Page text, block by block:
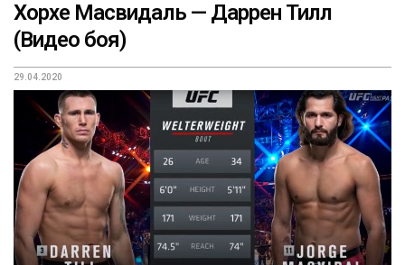
Хорхе Масвидаль — Даррен Тилл
(Видео боя)
29.04.2020